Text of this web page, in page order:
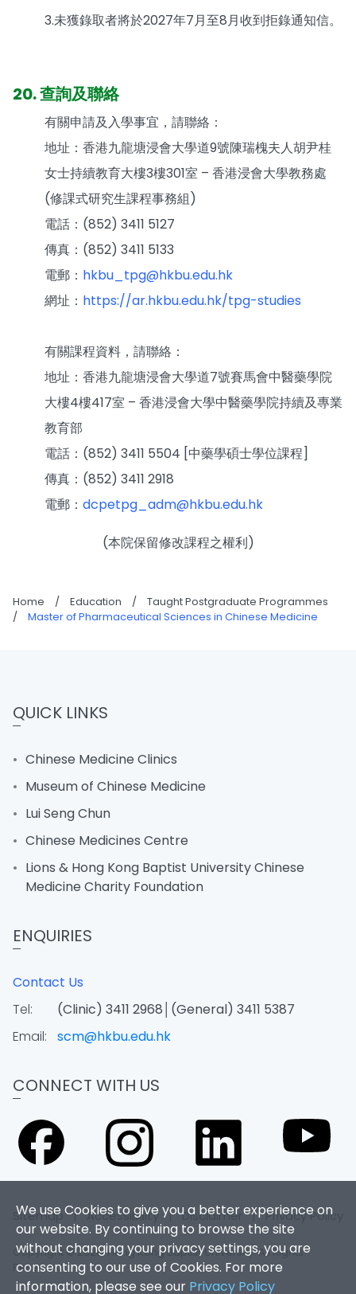
3.未獲錄取者將於2027年7月至8月收到拒錄通知信。
20. 查詢及聯絡
有關申請及入學事宜，請聯絡：
地址：香港九龍塘浸會大學道9號陳瑞槐夫人胡尹桂
女士持續教育大樓3樓301室 – 香港浸會大學教務處
(修課式研究生課程事務組)
電話：(852) 3411 5127
傳真：(852) 3411 5133
電郵： hkbu_tpg@hkbu.edu.hk
網址： https://ar.hkbu.edu.hk/tpg-studies
有關課程資料，請聯絡：
地址：香港九龍塘浸會大學道7號賽馬會中醫藥學院
大樓4樓417室 – 香港浸會大學中醫藥學院持續及專業
教育部
電話：(852) 3411 5504 [中藥學碩士學位課程]
傳真：(852) 3411 2918
電郵： dcpetpg_adm@hkbu.edu.hk
(本院保留修改課程之權利)
Home / Education /
Taught Postgraduate Programmes
/
Master of Pharmaceutical Sciences in Chinese Medicine
We use Cookies to give you a better experience on
our website. By continuing to browse the site
without changing your privacy settings, you are
consenting to our use of Cookies. For more
information, please see our Privacy Policy
QUICK LINKS
Chinese Medicine Clinics
Museum of Chinese Medicine
Lui Seng Chun
Chinese Medicines Centre
Lions & Hong Kong Baptist University Chinese
Medicine Charity Foundation
ENQUIRIES
Contact Us
Tel:
(Clinic) 3411 2968│(General) 3411 5387
Email:
scm@hkbu.edu.hk
CONNECT WITH US
Sitemap |Accessibility |Disclaimer |Privacy Policy
Copyright © 2026. Hong Kong Baptist University. All Rights
Reserved.